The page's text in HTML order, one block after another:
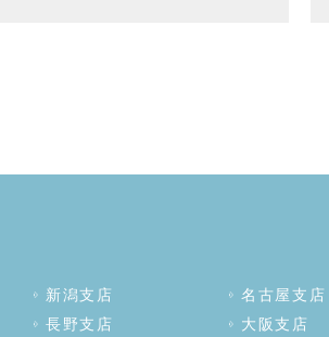
新潟支店
長野支店
名古屋支店
大阪支店